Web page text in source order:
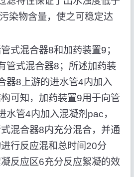
染物含量，使之可稳定达
式混合器8和加药装置9；
管式混合器8；所述加药装
器8上游的进水管4内加入
可知，加药装置9用于向管
水管4内加入混凝剂pac，
混合器8内充分混合，并通
行反应混和总时间20分
反应区6充分反应絮凝的效